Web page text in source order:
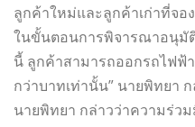
ลูกค้าใหม่และลูกค้าเก่าที่จอง
ในขั้นตอนการพิจารณาอนุมั
นี้ ลูกค้าสามารถออกรถไฟฟ้า
กว่าบาทเท่านั้น” นายพิทยา
นายพิทยา กล่าวว่าความร่ว